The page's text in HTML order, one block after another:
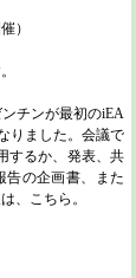
）
チンが最初のiEA
りました。会議で
するか、発表、共
告の企画書、また
、こちら。